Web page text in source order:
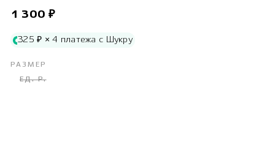
1 300 ₽
325 ₽ × 4 платежа с Шукру
РАЗМЕР
ЕД. Р.